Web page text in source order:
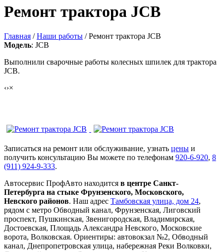
Ремонт трактора JCB
Главная /Наши работы / Ремонт трактора JCB
Модель: JCB
Выполнили сварочные работы колесных шпилек для трактора
JCB.
‹›×
Записаться на ремонт или обслуживание, узнать цены и
получить консультацию Вы можете по телефонам 920-6-920, 8
(911) 924-9-333.
Автосервис ПрофАвто находится в центре Санкт-
Петербурга на стыке Фрунзенского, Московского,
Невского районов. Наш адрес Тамбовская улица, дом 24,
рядом с метро Обводный канал, Фрунзенская, Лиговский
проспект, Пушкинская, Звенигородская, Владимирская,
Достоевская, Площадь Александра Невского, Московские
ворота, Волковская. Ориентиры: автовокзал №2, Обводный
канал, Днепропетровская улица, набережная Реки Волковки,